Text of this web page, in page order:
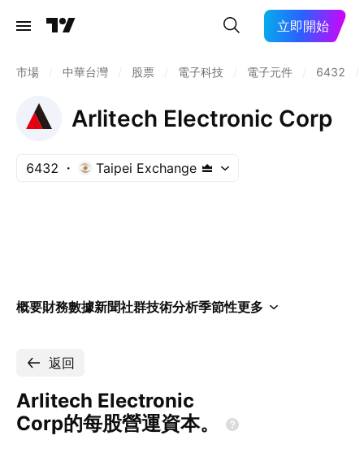
立即開始
市場 中華台灣 股票 電子科技 電子元件 6432
Arlitech Electronic Corp
6432 Taipei Exchange
概要財務數據新聞社群技術分析季節性更多
返回
Arlitech Electronic
Corp的每股營運資本。